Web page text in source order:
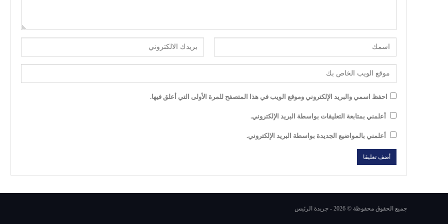
احفظ اسمي والبريد الإلكتروني وموقع الويب في هذا المتصفح للمرة الأولى التي أعلق فيها.
أعلمني بمتابعة التعليقات بواسطة البريد الإلكتروني.
أعلمني بالمواضيع الجديدة بواسطة البريد الإلكتروني.
جميع الحقوق محفوظة © 2026 - جريدة الرئيس